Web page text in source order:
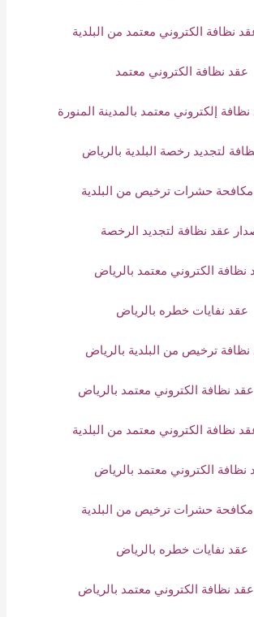
نظافة الكتروني معتمد من البلدية
عقد نظافة الكتروني معتمد
إلكتروني معتمد بالمدينة المنورة
لتجديد رخصة البلدية بالرياض
حشرات ترخيص من البلدية
عقد نظافة لتجديد الرخصة
نظافة الكتروني معتمد بالرياض
عقد نفايات خطره بالرياض
ترخيص من البلدية بالرياض
نظافة الكتروني معتمد بالرياض
نظافة الكتروني معتمد من البلدية
نظافة الكتروني معتمد بالرياض
حشرات ترخيص من البلدية
عقد نفايات خطره بالرياض
نظافة الكتروني معتمد بالرياض